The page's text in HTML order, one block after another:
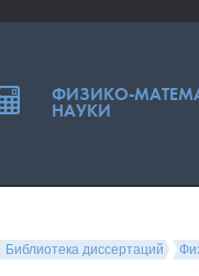
Библиотека диссертаций
ФИЗИКО-
НАУКИ